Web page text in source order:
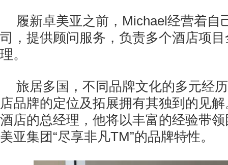
履新卓美亚之前， Michael经营着自
司，提供顾问服务，负责多个酒店项
理。
旅居多国，不同品牌文化的多元经
店品牌的定位及拓展拥有其独到的见
酒店的总经理，他将以丰富的经验带
美亚集团 “尽享非凡TM”的品牌特性。